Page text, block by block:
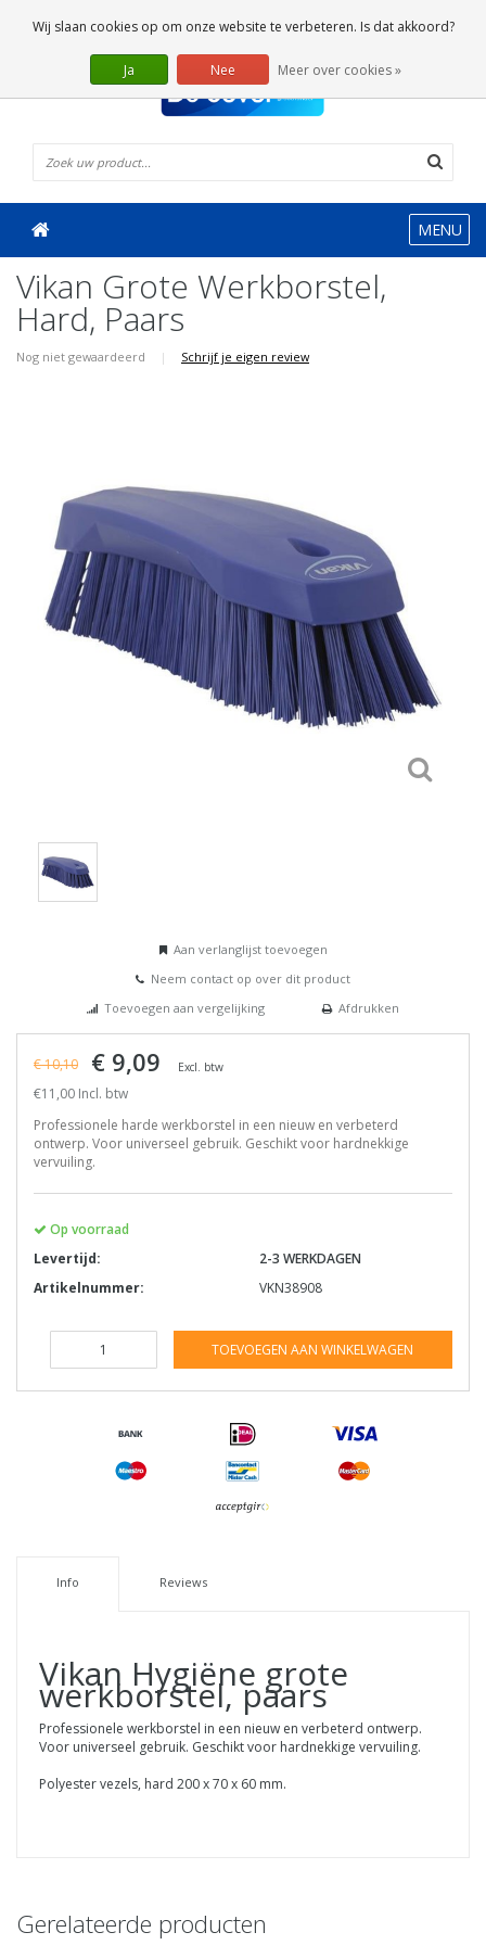
0 Artikelen
MENU
Vikan Grote Werkborstel,
Hard, Paars
Nog niet gewaardeerd | Schrijf je eigen review
Aan verlanglijst toevoegen
Neem contact op over dit product
Toevoegen aan vergelijking
Afdrukken
€ 10,10 € 9,09 Excl. btw
€11,00 Incl. btw
Professionele harde werkborstel in een nieuw en verbeterd
ontwerp. Voor universeel gebruik. Geschikt voor hardnekkige
vervuiling.
Op voorraad
Levertijd:
2-3 WERKDAGEN
Artikelnummer:
VKN38908
TOEVOEGEN AAN WINKELWAGEN
Info Reviews
Vikan Hygiëne grote
werkborstel, paars
Professionele werkborstel in een nieuw en verbeterd ontwerp.
Voor universeel gebruik. Geschikt voor hardnekkige vervuiling.
Polyester vezels, hard 200 x 70 x 60 mm.
Gerelateerde producten
Wij slaan cookies op om onze website te verbeteren. Is dat akkoord?
Ja Nee Meer over cookies »